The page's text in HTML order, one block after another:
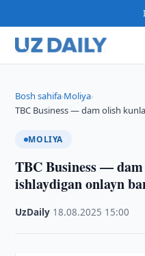
Bosh sahifa›Moliya›
TBC Business — dam olish
MOLIYA
TBC Business —
ishlaydigan onlayn
UzDaily 18.08.2025 15:00